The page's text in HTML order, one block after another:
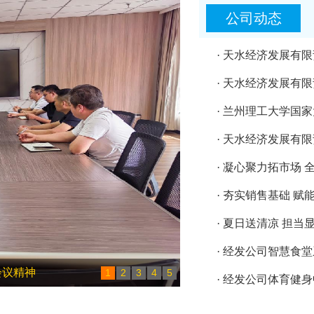
精神 1 2 3 4 5
公司动态
· 天水经济发展有
· 天水经济发展有
· 兰州理工大学国
· 天水经济发展有
· 凝心聚力拓市场
· 夯实销售基础 赋
· 夏日送清凉 担当
· 经发公司智慧食
· 经发公司体育健